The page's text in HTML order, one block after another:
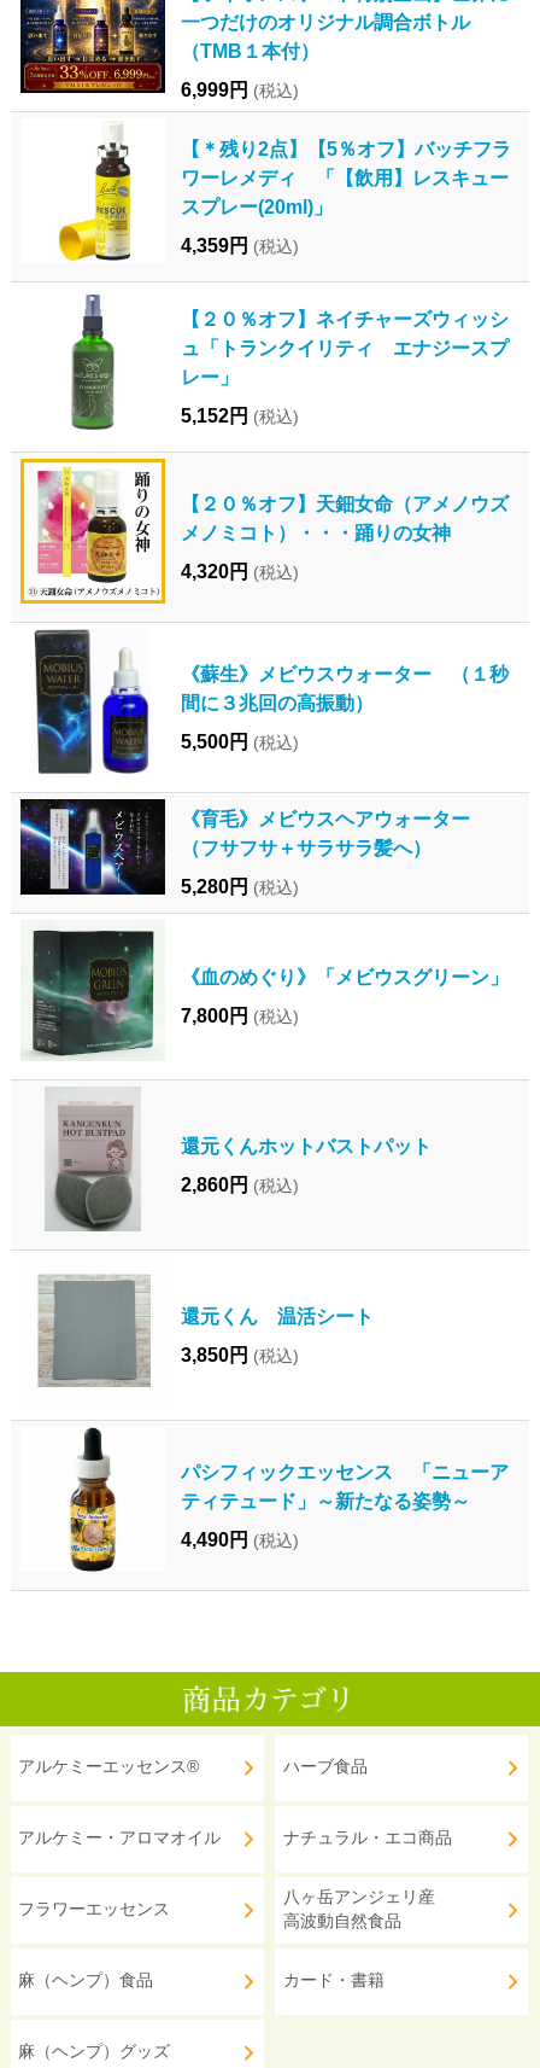
一つだけのオリジナル調合ボトル
（TMB１本付）
6,999円 (税込)
【＊残り2点】【5％オフ】バッチフラ
ワーレメディ 「【飲用】レスキュー
スプレー(20ml)」
4,359円 (税込)
【２０％オフ】ネイチャーズウィッシ
ュ「トランクイリティ エナジースプ
レー」
5,152円 (税込)
【２０％オフ】天鈿女命（アメノウズ
メノミコト）・・・踊りの女神
4,320円 (税込)
《蘇生》メビウスウォーター （１秒
間に３兆回の高振動）
5,500円 (税込)
《育毛》メビウスヘアウォーター
（フサフサ＋サラサラ髪へ）
5,280円 (税込)
《血のめぐり》「メビウスグリーン」
7,800円 (税込)
還元くんホットバストパット
2,860円 (税込)
還元くん 温活シート
3,850円 (税込)
パシフィックエッセンス 「ニューア
ティテュード」～新たなる姿勢～
4,490円 (税込)
アルケミーエッセンス®
アルケミー・アロマオイル
フラワーエッセンス
麻（ヘンプ）食品
麻（ヘンプ）グッズ
ハーブ食品
ナチュラル・エコ商品
八ヶ岳アンジェリ産
高波動自然食品
カード・書籍